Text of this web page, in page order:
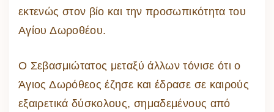
εκτενώς στον βίο και την προσωπικότητα του
Αγίου Δωροθέου.
Ο Σεβασμιώτατος μεταξύ άλλων τόνισε ότι ο
Άγιος Δωρόθεος έζησε και έδρασε σε καιρούς
εξαιρετικά δύσκολους, σημαδεμένους από